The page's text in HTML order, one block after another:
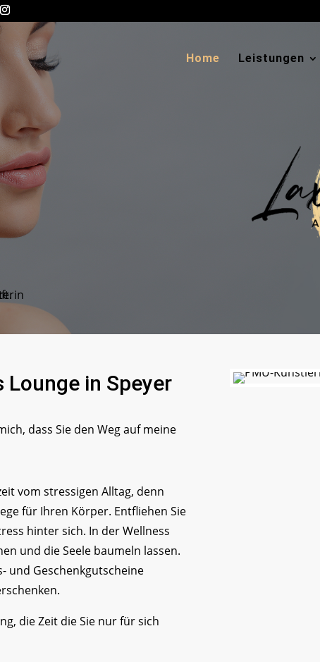
Home Leistungen
Lounge in Speyer
dass Sie den Weg auf meine
vom stressigen Alltag, denn
für Ihren Körper. Entfliehen Sie
hinter sich. In der Wellness
und die Seele baumeln lassen.
und Geschenkgutscheine
die Zeit die Sie nur für sich